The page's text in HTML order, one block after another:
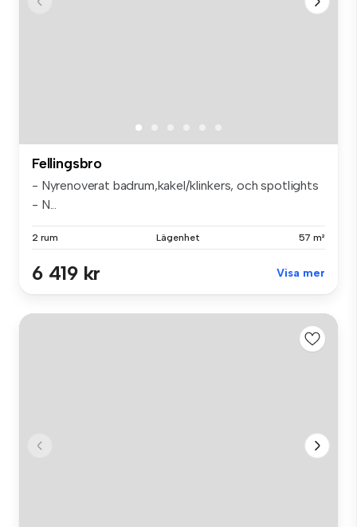
Fellingsbro
- Nyrenoverat badrum,kakel/klinkers, och spotlights
- N...
2 rum Lägenhet 57 m²
6 419 kr Visa mer